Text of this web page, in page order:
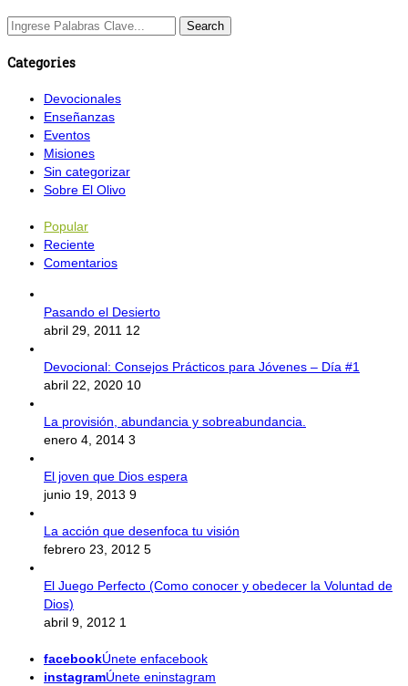
Categories
Devocionales
Enseñanzas
Eventos
Misiones
Sin categorizar
Sobre El Olivo
Popular
Reciente
Comentarios
Pasando el Desierto
abril 29, 2011 12
Devocional: Consejos Prácticos para Jóvenes – Día #1
abril 22, 2020 10
La provisión, abundancia y sobreabundancia.
enero 4, 2014 3
El joven que Dios espera
junio 19, 2013 9
La acción que desenfoca tu visión
febrero 23, 2012 5
El Juego Perfecto (Como conocer y obedecer la Voluntad de
Dios)
abril 9, 2012 1
facebookÚnete enfacebook
instagramÚnete eninstagram